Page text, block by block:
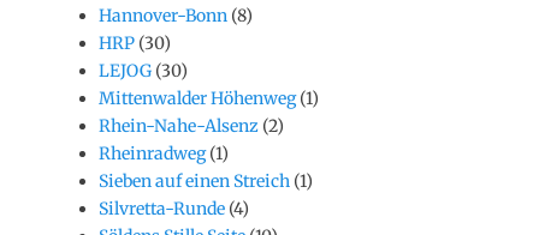
Hannover-Bonn (8)
HRP (30)
LEJOG (30)
Mittenwalder Höhenweg(1)
Rhein-Nahe-Alsenz (2)
Rheinradweg(1)
Sieben auf einen Streich (1)
Silvretta-Runde (4)